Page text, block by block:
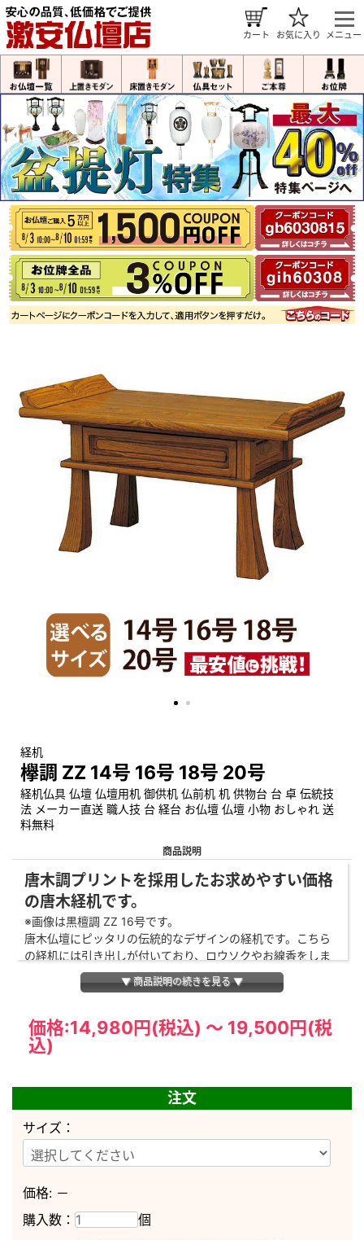
メニュー
お気に入り
カート
経机
欅調 ZZ 14号 16号 18号 20号
経机仏具 仏壇 仏壇用机 御供机 仏前机 机 供物台 台 卓 伝統技
法 メーカー直送 職人技 台 経台 お仏壇 仏壇 小物 おしゃれ 送
料無料
商品説明
唐木調プリントを採用したお求めやすい価格
の唐木経机です。
※画像は黒檀調 ZZ 16号です。
唐木仏壇にピッタリの伝統的なデザインの経机です。こちら
の経机には引き出しが付いており、ロウソクやお線香をしま
うことができます。机部分と脚が分かれた状態でお届けいた
します。脚は簡単に机部分に差し込むことができます。
14号
高さ29.5×幅41.5×奥行24cm
高さ31×幅60×奥行36cm
宗派
備考
※実際のサイズと若干異なる場合が
ございます。
見える場合がございます。
※商品仕様につきましては予告なく
▼ 商品説明の続きを見る ▼
価格:14,980円 (税込) ～ 19,500円 (税
込)
注文
サイズ：
価格: －
購入数：
個